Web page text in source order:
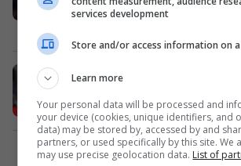
skuadra nga Liga
Aaron Ramsdale
Premier League 07/
1
services development
Store and/or access information on
Learn more
Your personal data will be processed and
your device (cookies, unique identifiers, and
data) may be stored by, accessed by and
partners, or used specifically by this site. We
may use precise geolocation data. List of